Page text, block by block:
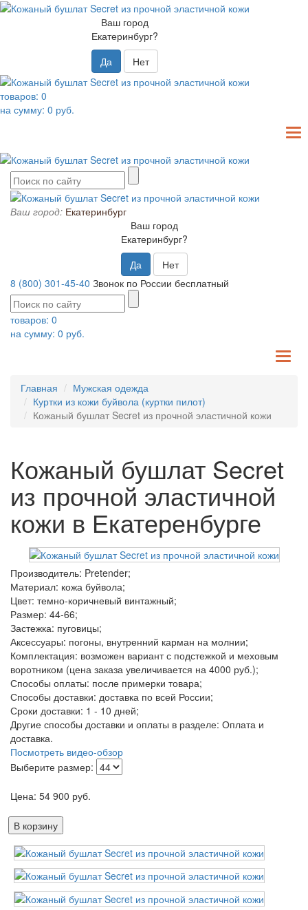
Ваш город
Екатеринбург?
Да
Нет
товаров: 0
на сумму: 0 руб.
Ваш город: Екатеринбург
Ваш город
Екатеринбург?
Да
Нет
8 (800) 301-45-40 Звонок по России бесплатный
товаров: 0
на сумму: 0 руб.
Главная
Мужская одежда
Куртки из кожи буйвола (куртки пилот)
Кожаный бушлат Secret из прочной эластичной кожи
Кожаный бушлат Secret
из прочной эластичной
кожи в Екатеренбурге
Производитель: Pretender;
Материал: кожа буйвола;
Цвет: темно-коричневый винтажный;
Размер: 44-66;
Застежка: пуговицы;
Аксессуары: погоны, внутренний карман на молнии;
Комплектация: возможен вариант с подстежкой и меховым
воротником (цена заказа увеличивается на 4000 руб.);
Способы оплаты: после примерки товара;
Способы доставки: доставка по всей России;
Сроки доставки: 1 - 10 дней;
Другие способы доставки и оплаты в разделе: Оплата и
доставка.
Посмотреть видео-обзор
Выберите размер:
Цена: 54 900 руб.
В корзину